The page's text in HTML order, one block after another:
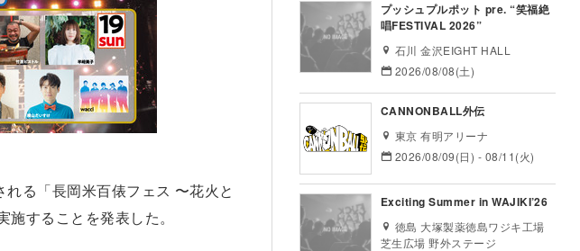
る「長岡米百俵フェス 〜花火と
することを発表した。
プッシュプルポット pre. “笑福絶
唱FESTIVAL 2026”
石川 金沢EIGHT HALL
2026/08/08(土)
CANNONBALL外伝
東京 有明アリーナ
2026/08/09(日) - 08/11(火)
Exciting Summer in WAJIKI’26
徳島 大塚製薬徳島ワジキ工場
芝生広場 野外ステージ